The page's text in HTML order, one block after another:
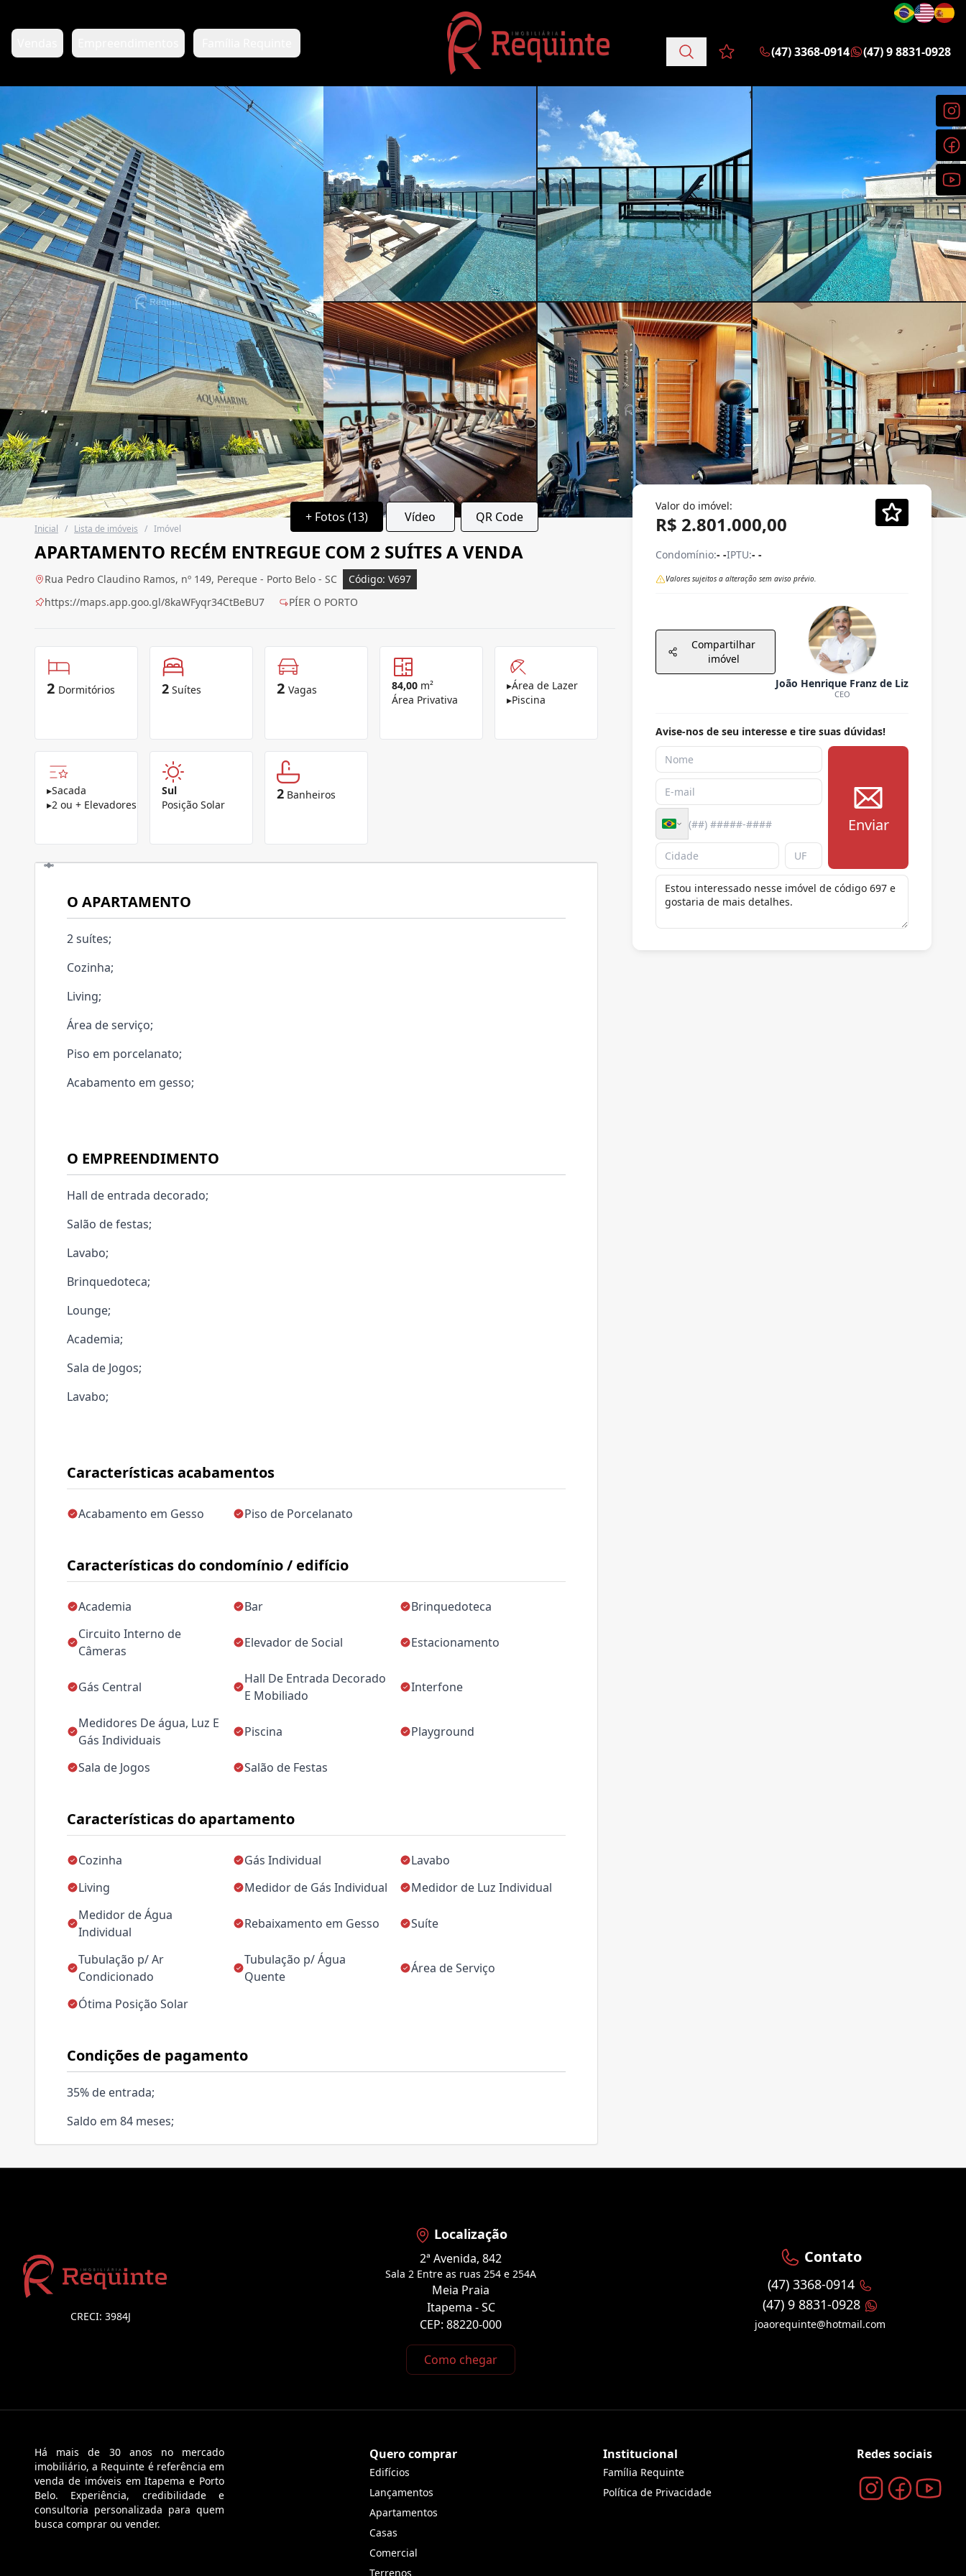
Favoritos (0 itens)
(47) 3368-0914 (47) 9 8831-0928
+ Fotos (13) Vídeo QR Code
Inicial / Lista de imóveis / Imóvel
APARTAMENTO RECÉM ENTREGUE COM 2 SUÍTES A VENDA
Rua Pedro Claudino Ramos, nº 149, Pereque - Porto Belo - SC
Código: V697
https://maps.app.goo.gl/8kaWFyqr34CtBeBU7
PÍER O PORTO
2 Dormitórios 2 Suítes 2 Vagas 84,00 m²
Área Privativa
▸Área de Lazer
▸Piscina
▸Sacada
▸2 ou + Elevadores
Sul
Posição Solar
2 Banheiros
Características acabamentos
Acabamento em Gesso Piso de Porcelanato
Características do condomínio / edifício
Academia Bar
Brinquedoteca
Circuito Interno de
Câmeras
Elevador de Social Estacionamento
Gás Central
Hall De Entrada Decorado
E Mobiliado
Interfone
Medidores De água, Luz E
Gás Individuais
Piscina Playground
Sala de Jogos Salão de Festas
Características do apartamento
Cozinha Gás Individual
Lavabo
Living
Medidor de Gás Individual
Medidor de Luz Individual
Medidor de Água
Individual
Rebaixamento em Gesso Suíte
Tubulação p/ Ar
Condicionado
Tubulação p/ Água
Quente
Área de Serviço
Ótima Posição Solar
O APARTAMENTO
2 suítes;
Cozinha;
Living;
Área de serviço;
Piso em porcelanato;
Acabamento em gesso;
O EMPREENDIMENTO
Hall de entrada decorado;
Salão de festas;
Lavabo;
Brinquedoteca;
Lounge;
Academia;
Sala de Jogos;
Lavabo;
Condições de pagamento
35% de entrada;
Saldo em 84 meses;
Valor do imóvel:
R$ 2.801.000,00
Condomínio:- -IPTU:- -
Valores sujeitos a alteração sem aviso prévio.
Compartilhar
imóvel
João Henrique Franz de Liz
CEO
Avise-nos de seu interesse e tire suas dúvidas!
Enviar
CRECI: 3984J
Localização
2ª Avenida, 842
Sala 2 Entre as ruas 254 e 254A
Meia Praia
Itapema - SC
CEP: 88220-000
Como chegar
Contato
(47) 3368-0914
(47) 9 8831-0928
joaorequinte@hotmail.com
Há mais de 30 anos no mercado
imobiliário, a Requinte é referência em
venda de imóveis em Itapema e Porto
Belo. Experiência, credibilidade e
consultoria personalizada para quem
busca comprar ou vender.
Quero comprar
Edifícios
Lançamentos
Apartamentos
Casas
Comercial
Terrenos
Institucional
Família Requinte
Política de Privacidade
Redes sociais